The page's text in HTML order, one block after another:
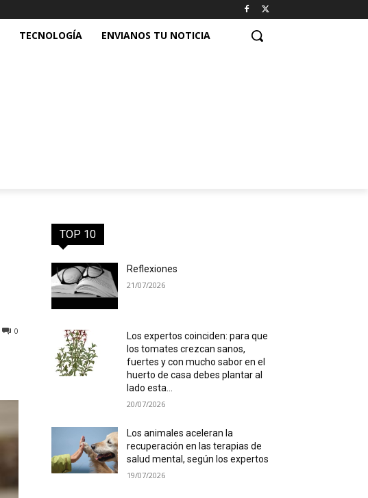
TECNOLOGÍA ENVIANOS TU NOTICIA
0
TOP 10
Reflexiones
21/07/2026
Los expertos coinciden: para que
los tomates crezcan sanos,
fuertes y con mucho sabor en el
huerto de casa debes plantar al
lado esta...
20/07/2026
Los animales aceleran la
recuperación en las terapias de
salud mental, según los expertos
19/07/2026